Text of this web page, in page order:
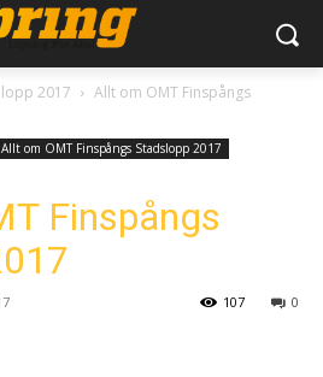
2017
Allt om OMT Finspångs
Allt om OMT Finspångs Stadslopp 2017
Finspångs
0
107